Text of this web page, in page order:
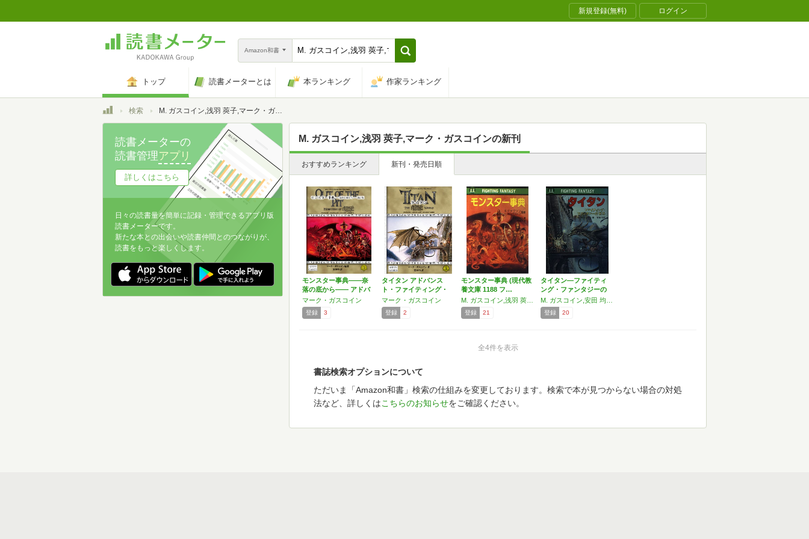
新規登録(無料) ログイン
Amazon和書
トップ 読書メーターとは 本ランキング 作家ランキング
トップ検索 M. ガスコイン,浅羽 莢子,マーク・ガスコイン
M. ガスコイン,浅羽 莢子,マーク・ガスコインの新刊
おすすめランキング 新刊・発売日順
モンスター事典――奈
落の底から―― アドバ
ン…
マーク・ガスコイン
登録 3
タイタン アドバンス
ト・ファイティング・
ファ…
マーク・ガスコイン
登録 2
モンスター事典 (現代教
養文庫 1188 フ…
登録 21
タイタン—ファイティ
ング・ファンタジーの
世界…
登録 20
全4件を表示
書誌検索オプションについて
ただいま「Amazon和書」検索の仕組みを変更しております。検索で本が見つからない場合の対処
法など、詳しくはこちらのお知らせをご確認ください。
読書メーターの
読書管理アプリ
詳しくはこちら
日々の読書量を簡単に記録・管理できるアプリ版
読書メーターです。
新たな本との出会いや読書仲間とのつながりが、
読書をもっと楽しくします。